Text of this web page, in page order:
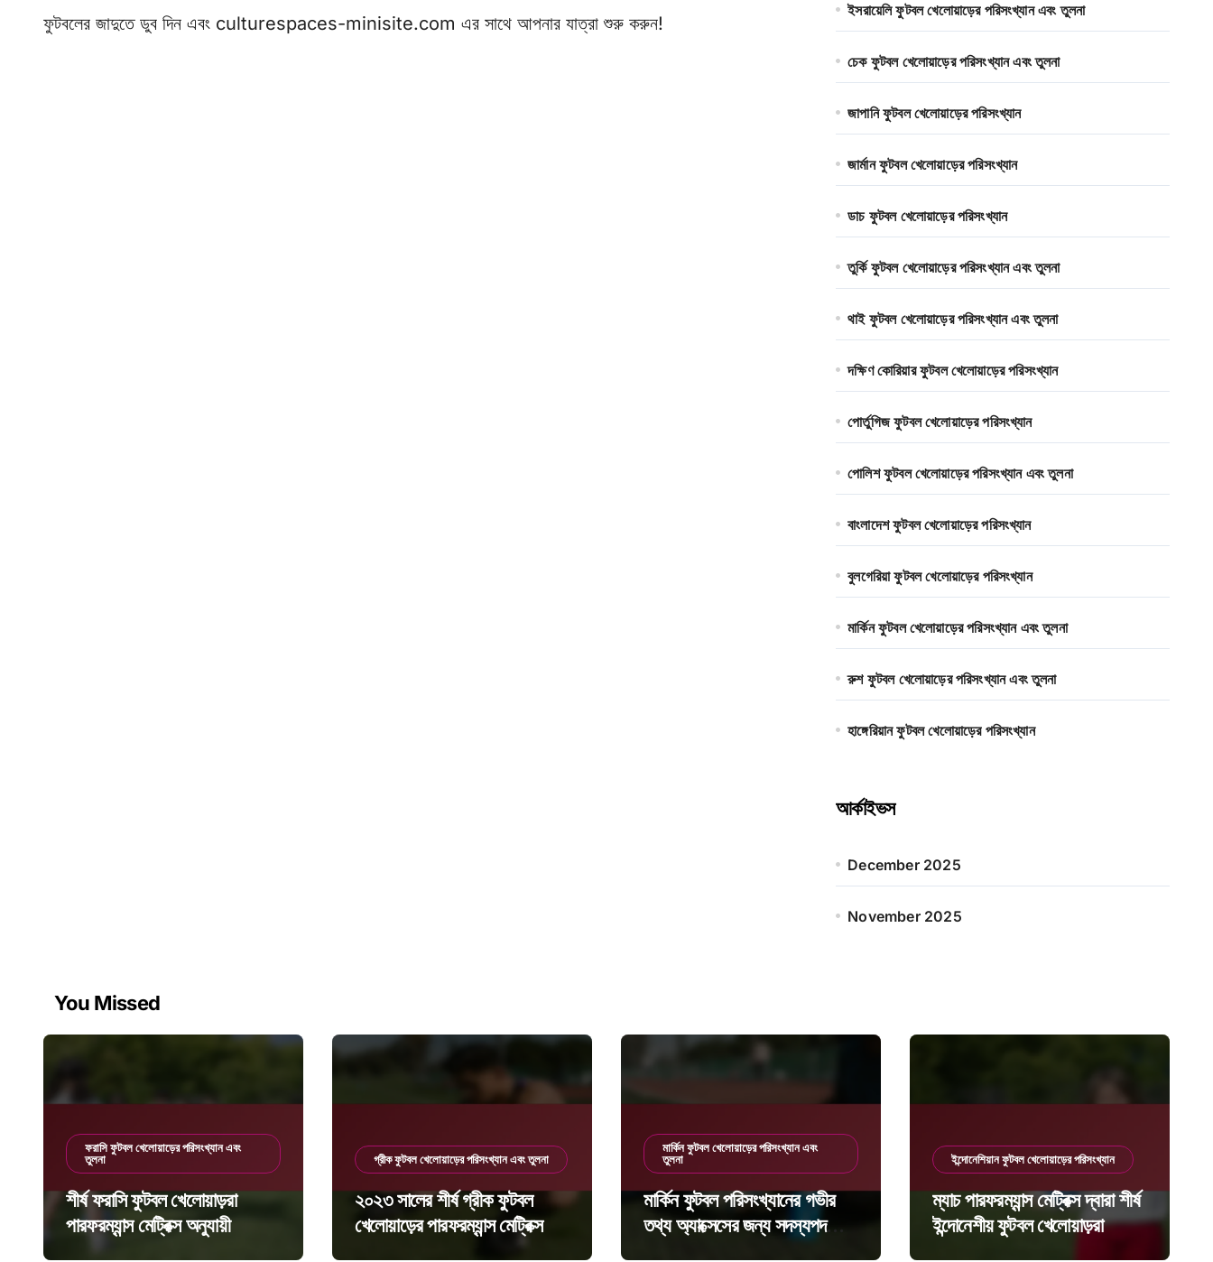
ফুটবলের জাদুতে ডুব দিন এবং culturespaces-minisite.com এর সাথে আপনার যাত্রা শুরু করুন!
ইসরায়েলি ফুটবল খেলোয়াড়ের পরিসংখ্যান এবং তুলনা
চেক ফুটবল খেলোয়াড়ের পরিসংখ্যান এবং তুলনা
জাপানি ফুটবল খেলোয়াড়ের পরিসংখ্যান
জার্মান ফুটবল খেলোয়াড়ের পরিসংখ্যান
ডাচ ফুটবল খেলোয়াড়ের পরিসংখ্যান
তুর্কি ফুটবল খেলোয়াড়ের পরিসংখ্যান এবং তুলনা
থাই ফুটবল খেলোয়াড়ের পরিসংখ্যান এবং তুলনা
দক্ষিণ কোরিয়ার ফুটবল খেলোয়াড়ের পরিসংখ্যান
পোর্তুগিজ ফুটবল খেলোয়াড়ের পরিসংখ্যান
পোলিশ ফুটবল খেলোয়াড়ের পরিসংখ্যান এবং তুলনা
বাংলাদেশ ফুটবল খেলোয়াড়ের পরিসংখ্যান
বুলগেরিয়া ফুটবল খেলোয়াড়ের পরিসংখ্যান
মার্কিন ফুটবল খেলোয়াড়ের পরিসংখ্যান এবং তুলনা
রুশ ফুটবল খেলোয়াড়ের পরিসংখ্যান এবং তুলনা
হাঙ্গেরিয়ান ফুটবল খেলোয়াড়ের পরিসংখ্যান
আর্কাইভস
December 2025
November 2025
You Missed
ফরাসি ফুটবল খেলোয়াড়ের পরিসংখ্যান এবং
তুলনা
শীর্ষ ফরাসি ফুটবল খেলোয়াড়রা
পারফরম্যান্স মেট্রিক্স অনুযায়ী
গ্রীক ফুটবল খেলোয়াড়ের পরিসংখ্যান এবং তুলনা
২০২৩ সালের শীর্ষ গ্রীক ফুটবল
খেলোয়াড়ের পারফরম্যান্স মেট্রিক্স
মার্কিন ফুটবল খেলোয়াড়ের পরিসংখ্যান এবং
তুলনা
মার্কিন ফুটবল পরিসংখ্যানের গভীর
তথ্য অ্যাক্সেসের জন্য সদস্যপদ
ইন্দোনেশিয়ান ফুটবল খেলোয়াড়ের পরিসংখ্যান
ম্যাচ পারফরম্যান্স মেট্রিক্স দ্বারা শীর্ষ
ইন্দোনেশীয় ফুটবল খেলোয়াড়রা